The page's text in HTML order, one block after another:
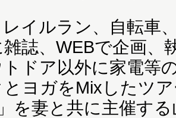
イルラン、自転車
誌、WEBで企画、
ドア以外に家電等
ヨガをMixしたツ
」を妻と共に主催す